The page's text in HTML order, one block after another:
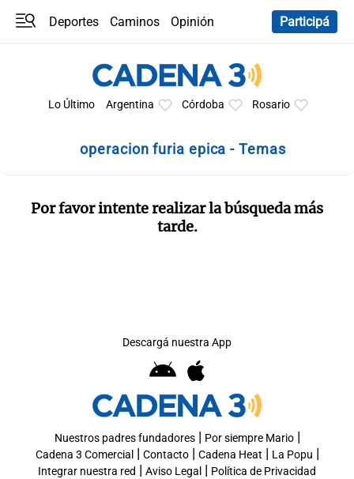
Deportes Caminos
Opinión
Participá
Lo Último Argentina Córdoba Rosario
operacion furia epica - Temas
Por favor intente realizar la búsqueda más
tarde.
Descargá nuestra App
Nuestros padres fundadores| Por siempre Mario|
Cadena 3 Comercial | Contacto| Cadena Heat | La Popu |
Integrar nuestra red | Aviso Legal | Política de Privacidad